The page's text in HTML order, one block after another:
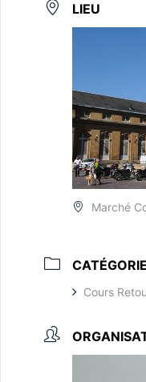
LIEU
Marché
CATÉGORIE
Cours